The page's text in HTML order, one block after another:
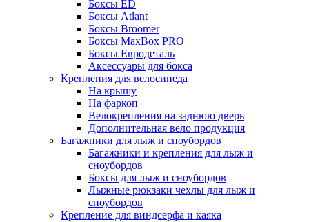
Боксы ED
Боксы Atlant
Боксы Broomer
Боксы MaxBox PRO
Боксы Евродеталь
Аксессуары для бокса
Крепления для велосипеда
На крышу
На фаркоп
Велокрепления на заднюю дверь
Дополнительная вело продукция
Багажники для лыж и сноубордов
Багажники и крепления для лыж и
сноубордов
Боксы для лыж и сноубордов
Лыжные рюкзаки чехлы для лыж и
сноубордов
Крепление для виндсерфа и каяка